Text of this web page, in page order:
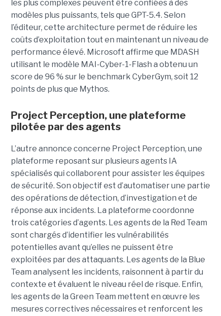
les plus complexes peuvent être confiées à des
modèles plus puissants, tels que GPT-5.4. Selon
l’éditeur, cette architecture permet de réduire les
coûts d’exploitation tout en maintenant un niveau de
performance élevé. Microsoft affirme que MDASH
utilisant le modèle MAI-Cyber-1-Flash a obtenu un
score de 96 % sur le benchmark CyberGym, soit 12
points de plus que Mythos.
Project Perception, une plateforme
pilotée par des agents
L’autre annonce concerne Project Perception, une
plateforme reposant sur plusieurs agents IA
spécialisés qui collaborent pour assister les équipes
de sécurité. Son objectif est d’automatiser une partie
des opérations de détection, d’investigation et de
réponse aux incidents. La plateforme coordonne
trois catégories d’agents. Les agents de la Red Team
sont chargés d’identifier les vulnérabilités
potentielles avant qu’elles ne puissent être
exploitées par des attaquants. Les agents de la Blue
Team analysent les incidents, raisonnent à partir du
contexte et évaluent le niveau réel de risque. Enfin,
les agents de la Green Team mettent en œuvre les
mesures correctives nécessaires et renforcent les